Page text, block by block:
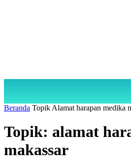
Beranda Topik Alamat harapan medika
Topik: alamat
makassar